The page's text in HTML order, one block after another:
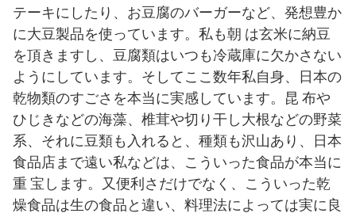
テーキにしたり、お豆腐のバーガーなど、発想豊か
に大豆製品を使っています。私も朝 は玄米に納豆
を頂きますし、豆腐類はいつも冷蔵庫に欠かさない
ようにしています。そしてここ数年私自身、日本の
乾物類のすごさを本当に実感しています。昆 布や
ひじきなどの海藻、椎茸や切り干し大根などの野菜
系、それに豆類も入れると、種類も沢山あり、日本
食品店まで遠い私などは、こういった食品が本当に
重 宝します。又便利さだけでなく、こういった乾
燥食品は生の食品と違い、料理法によっては実に良